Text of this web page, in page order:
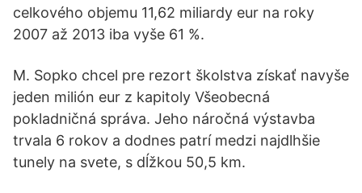
celkového objemu 11,62 miliardy eur na roky
2007 až 2013 iba vyše 61 %.
M. Sopko chcel pre rezort školstva získať navyše
jeden milión eur z kapitoly Všeobecná
pokladničná správa. Jeho náročná výstavba
trvala 6 rokov a dodnes patrí medzi najdlhšie
tunely na svete, s dĺžkou 50,5 km.